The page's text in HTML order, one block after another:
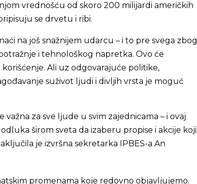
vrednošću od skoro 200 milijardi američkih
se drvetu i ribi.
na još snažnijem udarcu – i to pre svega zbog
i tehnološkog napretka. Ovo će
Ali uz odgovarajuće politike,
suživot ljudi i divljih vrsta je moguć
za sve ljude u svim zajednicama – i ovaj
širom sveta da izaberu propise i akcije koji
je izvršna sekretarka IPBES-a An
promenama koje redovno objavljujemo.